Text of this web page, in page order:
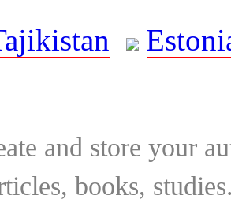
and store your
books,